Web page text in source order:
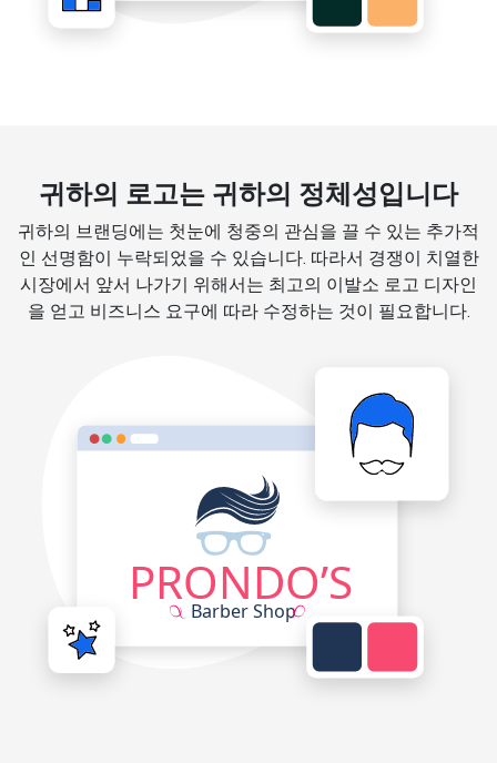
귀하의 로고는 귀하의 정체성입니다
귀하의 브랜딩에는 첫눈에 청중의 관심을 끌 수 있는 추가적
인 선명함이 누락되었을 수 있습니다. 따라서 경쟁이 치열한
시장에서 앞서 나가기 위해서는 최고의 이발소 로고 디자인
을 얻고 비즈니스 요구에 따라 수정하는 것이 필요합니다.